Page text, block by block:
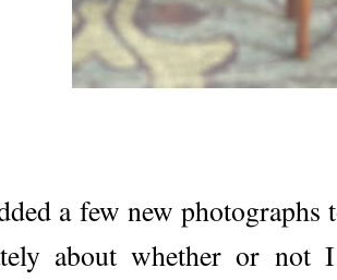
a few new photographs
about whether or not I